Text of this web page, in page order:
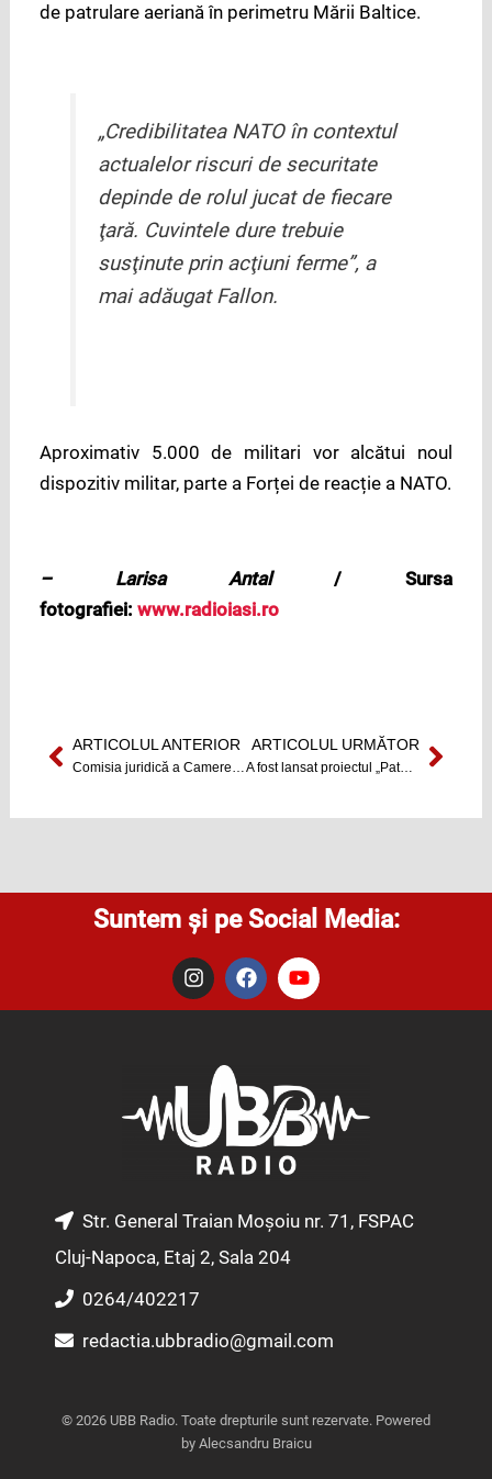
de patrulare aeriană în perimetru Mării Baltice.
„Credibilitatea NATO în contextul
actualelor riscuri de securitate
depinde de rolul jucat de fiecare
ţară. Cuvintele dure trebuie
susţinute prin acţiuni ferme”, a
mai adăugat Fallon.
Aproximativ 5.000 de militari vor alcătui noul
dispozitiv militar, parte a Forței de reacție a NATO.
– Larisa Antal/ Sursa
fotografiei: www.radioiasi.ro
Prev
ARTICOLUL ANTERIOR
Comisia juridică a Camerei a avizat începerea urmăririi penale pentru Elena Udrea
ARTICOLUL URMĂTOR
A fost lansat proiectul „Pata Cluj” Next
Suntem și pe Social Media:
I
n
s
m
F
a
c
o
k
Y
o
u
e
Str. General Traian Moșoiu nr. 71, FSPAC
Cluj-Napoca, Etaj 2, Sala 204
0264/402217
redactia.ubbradio@gmail.com
© 2026 UBB Radio. Toate drepturile sunt rezervate. Powered
by Alecsandru Braicu